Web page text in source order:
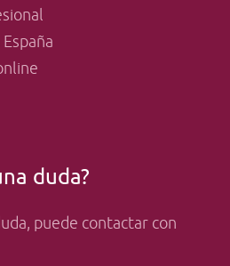
duda?
puede contactar con